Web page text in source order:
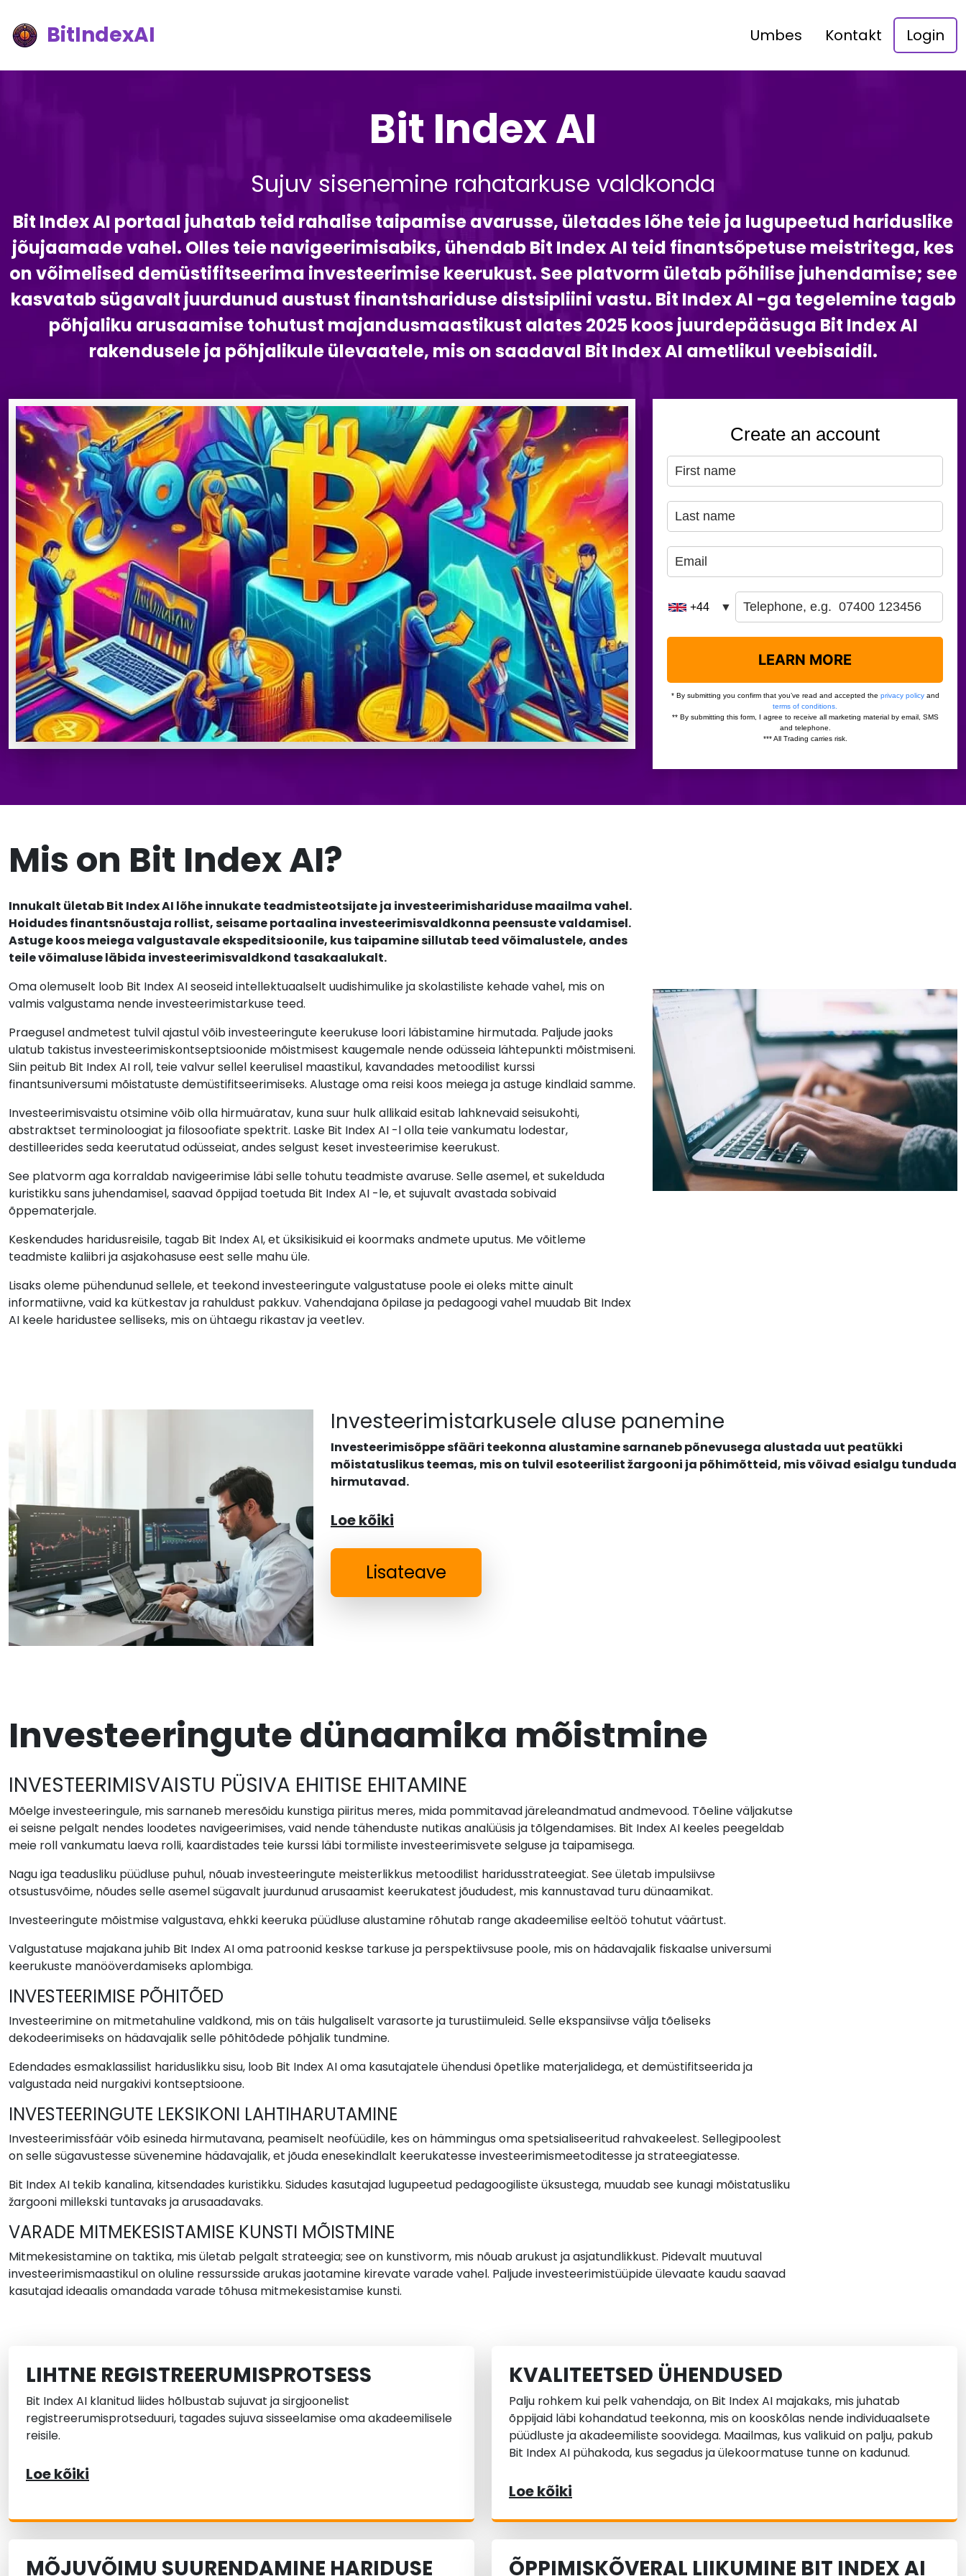
BitIndexAI Umbes Kontakt Login
Bit Index AI
Sujuv sisenemine rahatarkuse valdkonda
Bit Index AI portaal juhatab teid rahalise taipamise avarusse, ületades lõhe teie ja lugupeetud hariduslike
jõujaamade vahel. Olles teie navigeerimisabiks, ühendab Bit Index AI teid finantsõpetuse meistritega, kes
on võimelised demüstifitseerima investeerimise keerukust. See platvorm ületab põhilise juhendamise; see
kasvatab sügavalt juurdunud austust finantshariduse distsipliini vastu. Bit Index AI -ga tegelemine tagab
põhjaliku arusaamise tohutust majandusmaastikust alates 2025 koos juurdepääsuga Bit Index AI
rakendusele ja põhjalikule ülevaatele, mis on saadaval Bit Index AI ametlikul veebisaidil.
Mis on Bit Index AI?
Innukalt ületab Bit Index AI lõhe innukate teadmisteotsijate ja investeerimishariduse maailma vahel.
Hoidudes finantsnõustaja rollist, seisame portaalina investeerimisvaldkonna peensuste valdamisel.
Astuge koos meiega valgustavale ekspeditsioonile, kus taipamine sillutab teed võimalustele, andes
teile võimaluse läbida investeerimisvaldkond tasakaalukalt.
Oma olemuselt loob Bit Index AI seoseid intellektuaalselt uudishimulike ja skolastiliste kehade vahel, mis on
valmis valgustama nende investeerimistarkuse teed.
Praegusel andmetest tulvil ajastul võib investeeringute keerukuse loori läbistamine hirmutada. Paljude jaoks
ulatub takistus investeerimiskontseptsioonide mõistmisest kaugemale nende odüsseia lähtepunkti mõistmiseni.
Siin peitub Bit Index AI roll, teie valvur sellel keerulisel maastikul, kavandades metoodilist kurssi
finantsuniversumi mõistatuste demüstifitseerimiseks. Alustage oma reisi koos meiega ja astuge kindlaid samme.
Investeerimisvaistu otsimine võib olla hirmuäratav, kuna suur hulk allikaid esitab lahknevaid seisukohti,
abstraktset terminoloogiat ja filosoofiate spektrit. Laske Bit Index AI -l olla teie vankumatu lodestar,
destilleerides seda keerutatud odüsseiat, andes selgust keset investeerimise keerukust.
See platvorm aga korraldab navigeerimise läbi selle tohutu teadmiste avaruse. Selle asemel, et sukelduda
kuristikku sans juhendamisel, saavad õppijad toetuda Bit Index AI -le, et sujuvalt avastada sobivaid
õppematerjale.
Keskendudes haridusreisile, tagab Bit Index AI, et üksikisikuid ei koormaks andmete uputus. Me võitleme
teadmiste kaliibri ja asjakohasuse eest selle mahu üle.
Lisaks oleme pühendunud sellele, et teekond investeeringute valgustatuse poole ei oleks mitte ainult
informatiivne, vaid ka kütkestav ja rahuldust pakkuv. Vahendajana õpilase ja pedagoogi vahel muudab Bit Index
AI keele haridustee selliseks, mis on ühtaegu rikastav ja veetlev.
Investeerimistarkusele aluse panemine
Investeerimisõppe sfääri teekonna alustamine sarnaneb põnevusega alustada uut peatükki
mõistatuslikus teemas, mis on tulvil esoteerilist žargooni ja põhimõtteid, mis võivad esialgu tunduda
hirmutavad.
Loe kõiki
Lisateave
Investeeringute dünaamika mõistmine
INVESTEERIMISVAISTU PÜSIVA EHITISE EHITAMINE
Mõelge investeeringule, mis sarnaneb meresõidu kunstiga piiritus meres, mida pommitavad järeleandmatud andmevood. Tõeline väljakutse
ei seisne pelgalt nendes loodetes navigeerimises, vaid nende tähenduste nutikas analüüsis ja tõlgendamises. Bit Index AI keeles peegeldab
meie roll vankumatu laeva rolli, kaardistades teie kurssi läbi tormiliste investeerimisvete selguse ja taipamisega.
Nagu iga teadusliku püüdluse puhul, nõuab investeeringute meisterlikkus metoodilist haridusstrateegiat. See ületab impulsiivse
otsustusvõime, nõudes selle asemel sügavalt juurdunud arusaamist keerukatest jõududest, mis kannustavad turu dünaamikat.
Investeeringute mõistmise valgustava, ehkki keeruka püüdluse alustamine rõhutab range akadeemilise eeltöö tohutut väärtust.
Valgustatuse majakana juhib Bit Index AI oma patroonid keskse tarkuse ja perspektiivsuse poole, mis on hädavajalik fiskaalse universumi
keerukuste manööverdamiseks aplombiga.
INVESTEERIMISE PÕHITÕED
Investeerimine on mitmetahuline valdkond, mis on täis hulgaliselt varasorte ja turustiimuleid. Selle ekspansiivse välja tõeliseks
dekodeerimiseks on hädavajalik selle põhitõdede põhjalik tundmine.
Edendades esmaklassilist hariduslikku sisu, loob Bit Index AI oma kasutajatele ühendusi õpetlike materjalidega, et demüstifitseerida ja
valgustada neid nurgakivi kontseptsioone.
INVESTEERINGUTE LEKSIKONI LAHTIHARUTAMINE
Investeerimissfäär võib esineda hirmutavana, peamiselt neofüüdile, kes on hämmingus oma spetsialiseeritud rahvakeelest. Sellegipoolest
on selle sügavustesse süvenemine hädavajalik, et jõuda enesekindlalt keerukatesse investeerimismeetoditesse ja strateegiatesse.
Bit Index AI tekib kanalina, kitsendades kuristikku. Sidudes kasutajad lugupeetud pedagoogiliste üksustega, muudab see kunagi mõistatusliku
žargooni millekski tuntavaks ja arusaadavaks.
VARADE MITMEKESISTAMISE KUNSTI MÕISTMINE
Mitmekesistamine on taktika, mis ületab pelgalt strateegia; see on kunstivorm, mis nõuab arukust ja asjatundlikkust. Pidevalt muutuval
investeerimismaastikul on oluline ressursside arukas jaotamine kirevate varade vahel. Paljude investeerimistüüpide ülevaate kaudu saavad
kasutajad ideaalis omandada varade tõhusa mitmekesistamise kunsti.
LIHTNE REGISTREERUMISPROTSESS
Bit Index AI klanitud liides hõlbustab sujuvat ja sirgjoonelist
registreerumisprotseduuri, tagades sujuva sisseelamise oma akadeemilisele
reisile.
Loe kõiki
KVALITEETSED ÜHENDUSED
Palju rohkem kui pelk vahendaja, on Bit Index AI majakaks, mis juhatab
õppijaid läbi kohandatud teekonna, mis on kooskõlas nende individuaalsete
püüdluste ja akadeemiliste soovidega. Maailmas, kus valikuid on palju, pakub
Bit Index AI pühakoda, kus segadus ja ülekoormatuse tunne on kadunud.
Loe kõiki
MÕJUVÕIMU SUURENDAMINE HARIDUSE ÕPPIMISKÕVERAL LIIKUMINE BIT INDEX AI